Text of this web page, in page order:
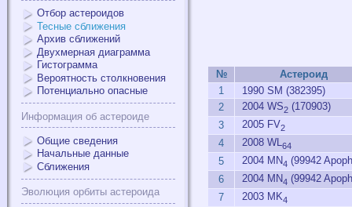
Отбор астероидов
Тесные сближения
Архив сближений
Двухмерная диаграмма
Гистограмма
Вероятность столкновения
Потенциально опасные
Информация об астероиде
Общие сведения
Начальные данные
Сближения
Эволюция орбиты астероида
№
Астероид
1
1990 SM (382395)
2
2004 WS2 (170903)
3
2005 FV2
4 2008 WL64
5 2004 MN4 (99942
6
2004 MN4 (99942
7
2003 MK4